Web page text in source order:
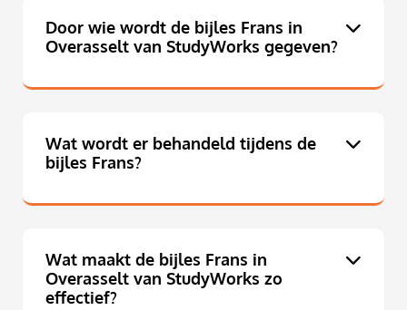
Door wie wordt de bijles Frans in
Overasselt van StudyWorks gegeven?
Wat wordt er behandeld tijdens de
bijles Frans?
Wat maakt de bijles Frans in
Overasselt van StudyWorks zo
effectief?